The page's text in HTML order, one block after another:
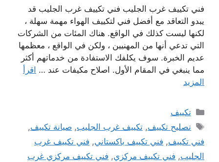
فني تكييف غرب الجليب فني تكييف غرب الجليب قد
يبدو التعاقد مع أفضل فني لتكييف الهواء مهمة سهلة ،
لكنها ليست كذلك في الواقع. هناك المئات من الشركات
التي تدعي أنها من المهنيين ، ولكن في الواقع ، معظمها
عديم الخبرة. سوف يكلفك الاستفادة من خدماتهم أكثر
مما ينبغي في المقام الأول. اصلاح مكيفات عند … اقرأ
المزيد
التصنيفات
تكييف
الوسوم
تصليح تكييف,تكييف غرب الجليب,صيانة تكييف,
فني تكييف, فني تكييف باكستاني, فني تكييف غرب
الجليب, فني تكييف مركزي, فني تكييف مركزي غرب